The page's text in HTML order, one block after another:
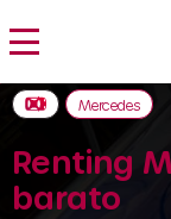
Renting
barato
Mercedes